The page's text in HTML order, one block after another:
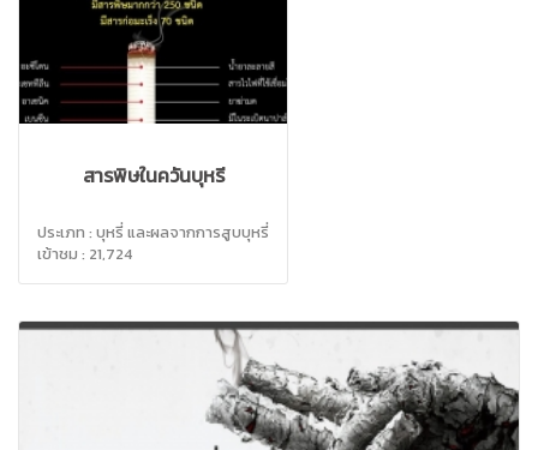
สารพิษในควันบุหรี่
ประเภท : บุหรี่ และผลจากการสูบบุหรี่
เข้าชม : 21,724